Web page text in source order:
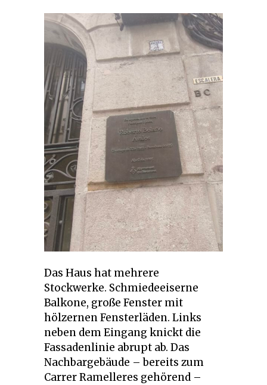
Das Haus hat mehrere
Stockwerke. Schmiedeeiserne
Balkone, große Fenster mit
hölzernen Fensterläden. Links
neben dem Eingang knickt die
Fassadenlinie abrupt ab. Das
Nachbargebäude – bereits zum
Carrer Ramelleres gehörend –